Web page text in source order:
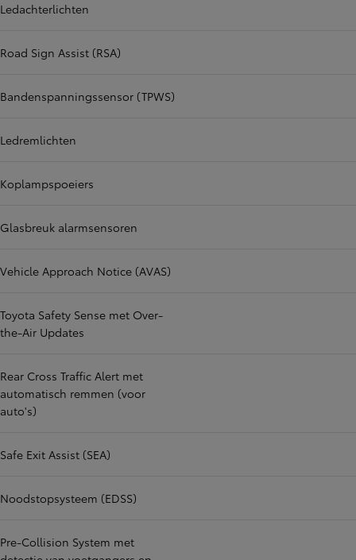
Ledachterlichten
Road Sign Assist (RSA)
Bandenspanningssensor (TPWS)
Ledremlichten
Koplampspoeiers
Glasbreuk alarmsensoren
Vehicle Approach Notice (AVAS)
Toyota Safety Sense met Over-
the-Air Updates
Rear Cross Traffic Alert met
automatisch remmen (voor
auto's)
Safe Exit Assist (SEA)
Noodstopsysteem (EDSS)
Pre-Collision System met